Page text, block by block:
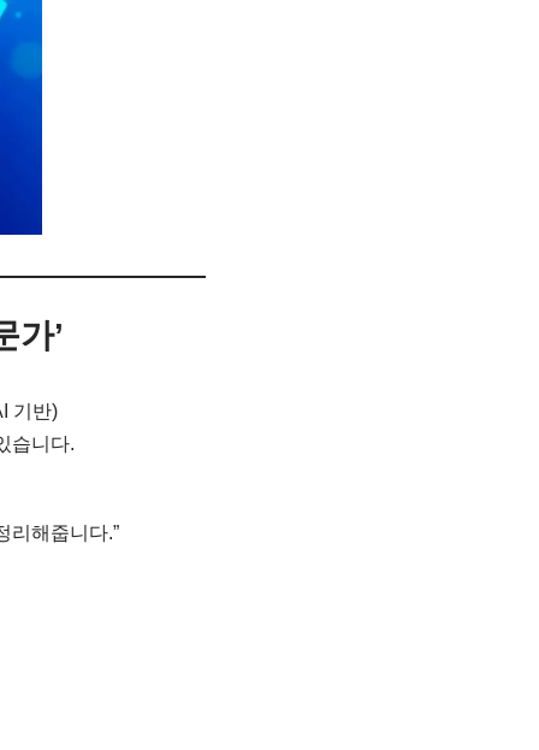
가’
기반)
습니다.
리해줍니다.”